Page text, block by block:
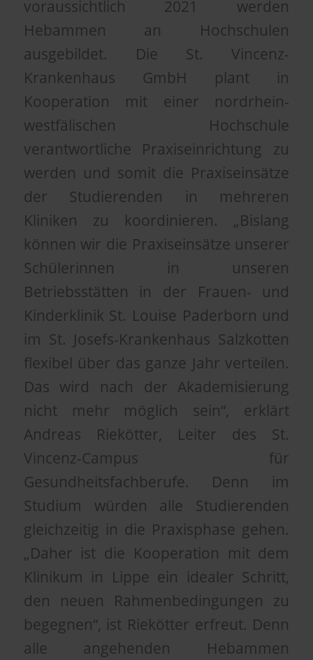
voraussichtlich 2021 werden
Hebammen an Hochschulen
ausgebildet. Die St. Vincenz-
Krankenhaus GmbH plant in
Kooperation mit einer nordrhein-
westfälischen Hochschule
verantwortliche Praxiseinrichtung zu
werden und somit die Praxiseinsätze
der Studierenden in mehreren
Kliniken zu koordinieren. „Bislang
können wir die Praxiseinsätze unserer
Schülerinnen in unseren
Betriebsstätten in der Frauen- und
Kinderklinik St. Louise Paderborn und
im St. Josefs-Krankenhaus Salzkotten
flexibel über das ganze Jahr verteilen.
Das wird nach der Akademisierung
nicht mehr möglich sein“, erklärt
Andreas Riekötter, Leiter des St.
Vincenz-Campus für
Gesundheitsfachberufe. Denn im
Studium würden alle Studierenden
gleichzeitig in die Praxisphase gehen.
„Daher ist die Kooperation mit dem
Klinikum in Lippe ein idealer Schritt,
den neuen Rahmenbedingungen zu
begegnen“, ist Riekötter erfreut. Denn
alle angehenden Hebammen